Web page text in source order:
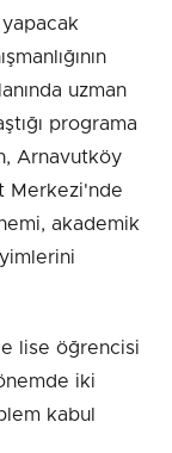
uzman
programa
Arnavutköy
Merkezi'nde
akademik
lise öğrencisi
iki
kabul